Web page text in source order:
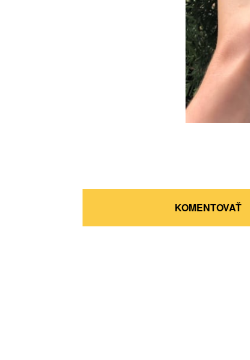
KOMENTOVAŤ